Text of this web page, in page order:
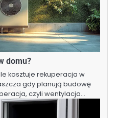
domu?
kosztuje rekuperacja w
gdy planują budowę
czyli wentylacja…